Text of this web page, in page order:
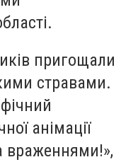
пригощали
стравами.
анімації
враженнями!»,